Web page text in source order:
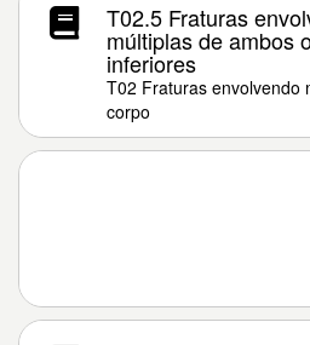
T02.5 Fraturas
múltiplas de ambos
inferiores
T02 Fraturas envolvendo
corpo